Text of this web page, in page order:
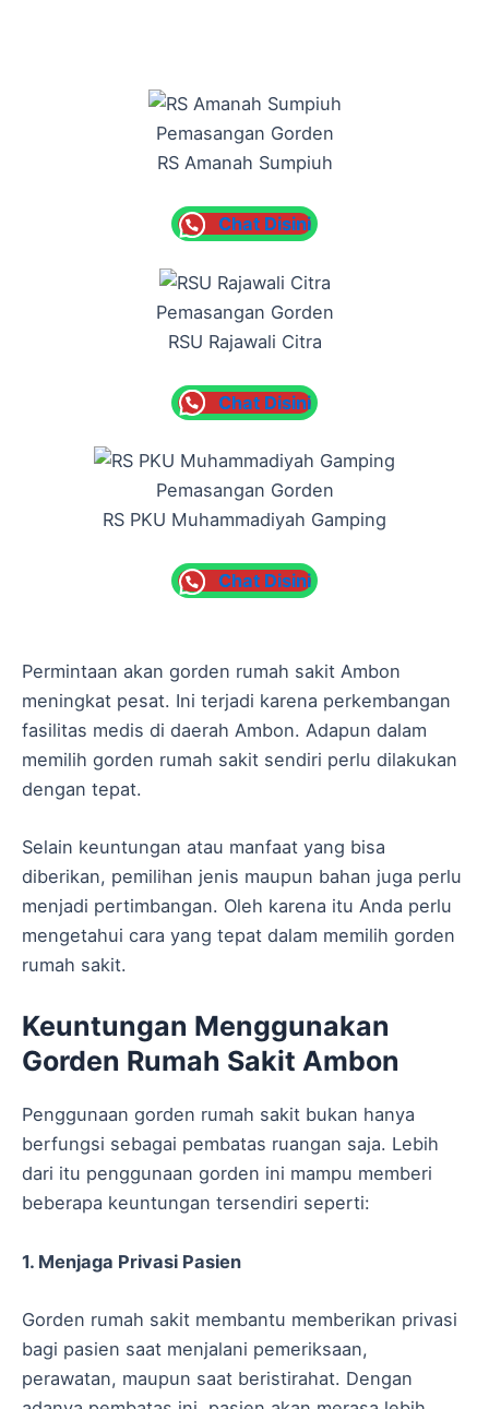
Pemasangan Gorden
RS Amanah Sumpiuh
Chat Disini
Pemasangan Gorden
RSU Rajawali Citra
Chat Disini
Pemasangan Gorden
RS PKU Muhammadiyah Gamping
Chat Disini
Permintaan akan gorden rumah sakit Ambon
meningkat pesat. Ini terjadi karena perkembangan
fasilitas medis di daerah Ambon. Adapun dalam
memilih gorden rumah sakit sendiri perlu dilakukan
dengan tepat.
Selain keuntungan atau manfaat yang bisa
diberikan, pemilihan jenis maupun bahan juga perlu
menjadi pertimbangan. Oleh karena itu Anda perlu
mengetahui cara yang tepat dalam memilih gorden
rumah sakit.
Keuntungan Menggunakan
Gorden Rumah Sakit Ambon
Penggunaan gorden rumah sakit bukan hanya
berfungsi sebagai pembatas ruangan saja. Lebih
dari itu penggunaan gorden ini mampu memberi
beberapa keuntungan tersendiri seperti:
1. Menjaga Privasi Pasien
Gorden rumah sakit membantu memberikan privasi
bagi pasien saat menjalani pemeriksaan,
perawatan, maupun saat beristirahat. Dengan